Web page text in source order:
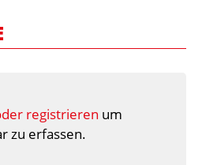
registrieren um
zu erfassen.